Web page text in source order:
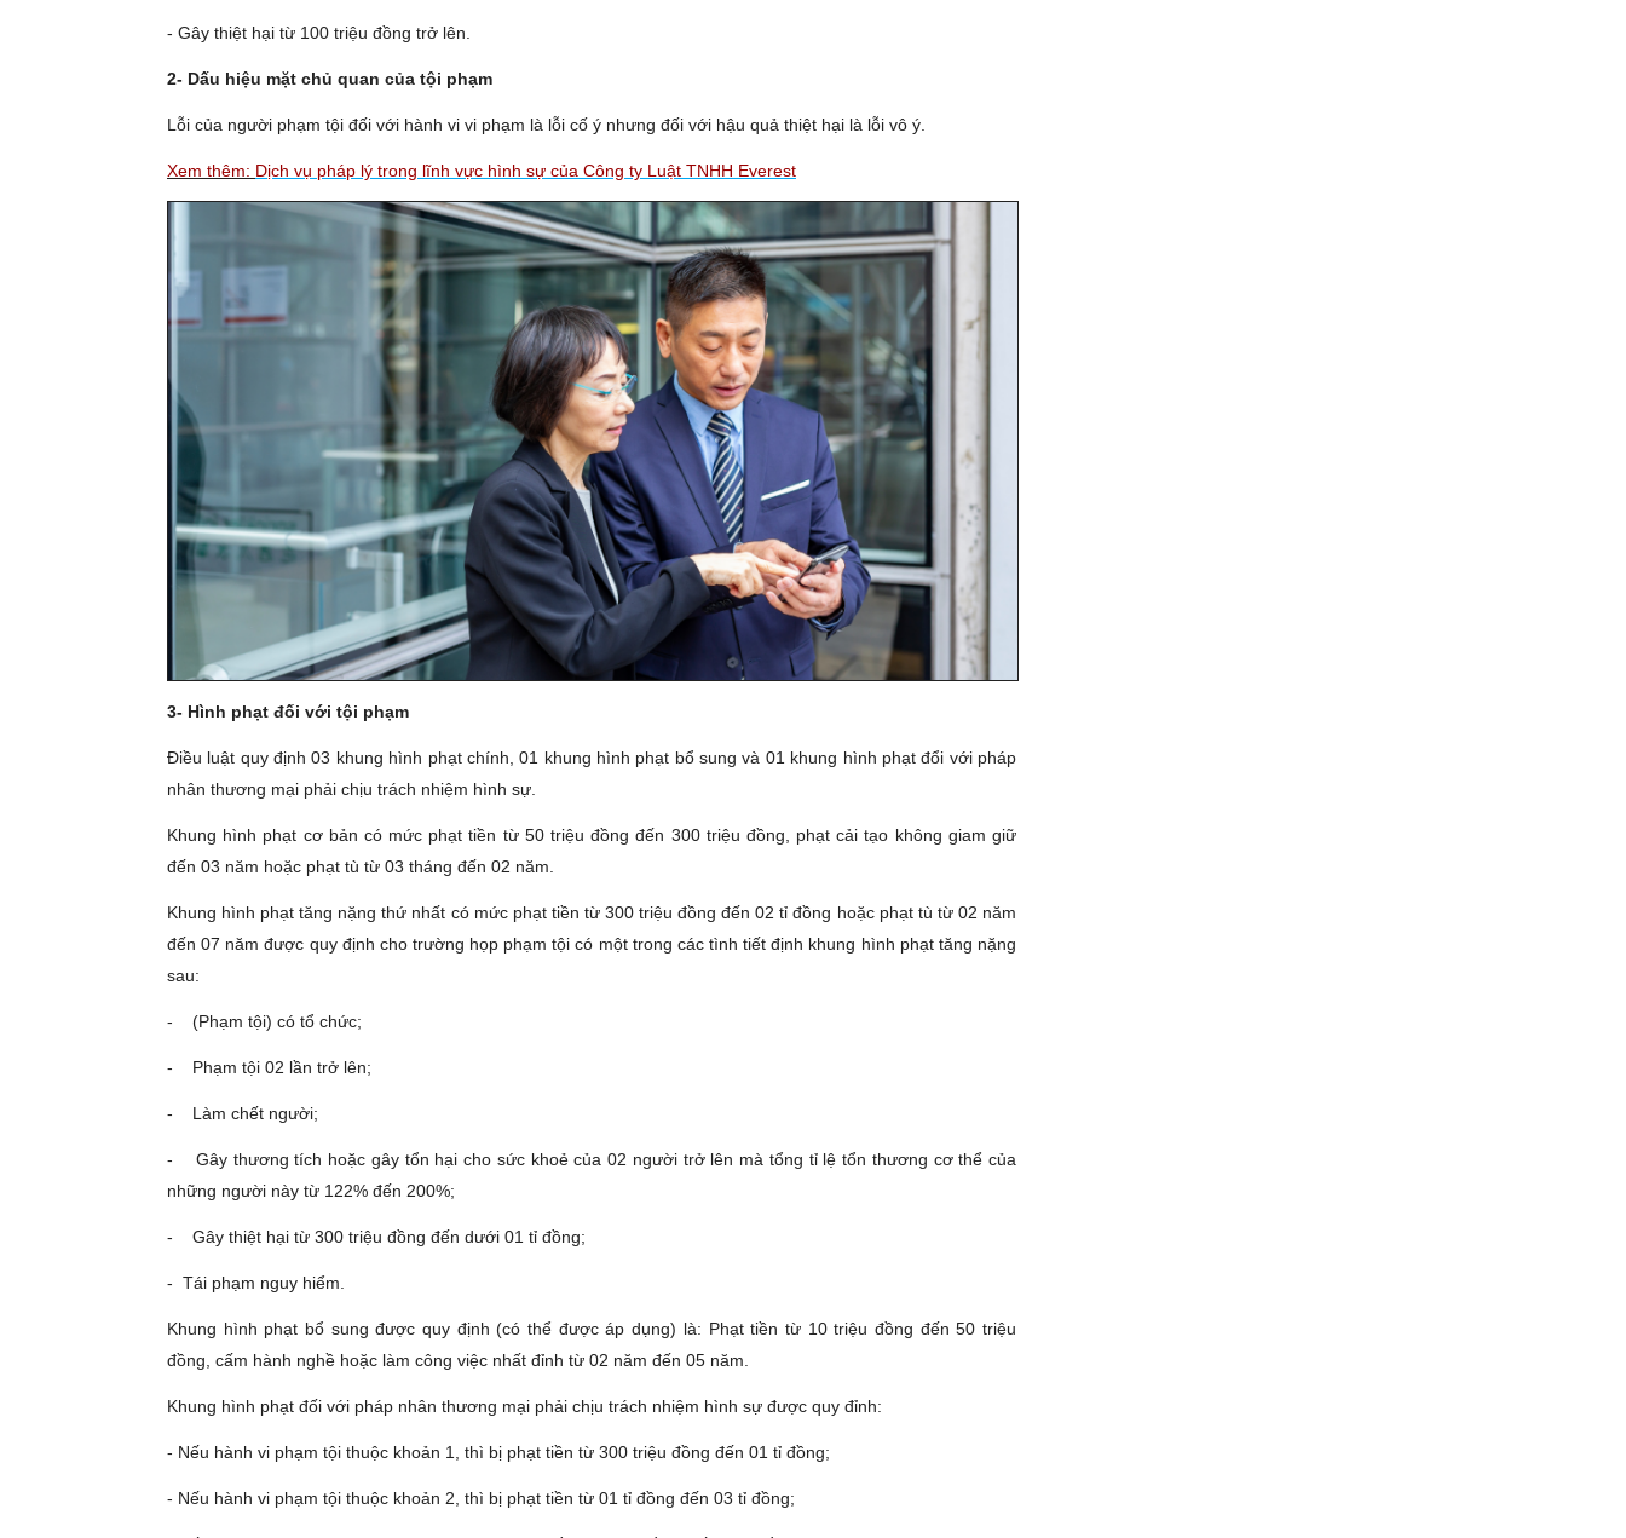
- Gây thiệt hại từ 100 triệu đồng trở lên.
2- Dấu hiệu mặt chủ quan của tội phạm
Lỗi của người phạm tội đối với hành vi vi phạm là lỗi cố ý nhưng đối với hậu quả thiệt hại là lỗi vô ý.
Xem thêm: Dịch vụ pháp lý trong lĩnh vực hình sự của Công ty Luật TNHH Everest
3- Hình phạt đối với tội phạm
Điều luật quy định 03 khung hình phạt chính, 01 khung hình phạt bổ sung và 01 khung hình phạt đổi với pháp
nhân thương mại phải chịu trách nhiệm hình sự.
Khung hình phạt cơ bản có mức phạt tiền từ 50 triệu đồng đến 300 triệu đồng, phạt cải tạo không giam giữ
đến 03 năm hoặc phạt tù từ 03 tháng đến 02 năm.
Khung hình phạt tăng nặng thứ nhất có mức phạt tiền từ 300 triệu đồng đến 02 tỉ đồng hoặc phạt tù từ 02 năm
đến 07 năm được quy định cho trường họp phạm tội có một trong các tình tiết định khung hình phạt tăng nặng
sau:
- (Phạm tội) có tổ chức;
- Phạm tội 02 lần trở lên;
- Làm chết người;
- Gây thương tích hoặc gây tổn hại cho sức khoẻ của 02 người trở lên mà tổng tỉ lệ tổn thương cơ thể của
những người này từ 122% đến 200%;
- Gây thiệt hại từ 300 triệu đồng đến dưới 01 tỉ đồng;
- Tái phạm nguy hiểm.
Khung hình phạt bổ sung được quy định (có thể được áp dụng) là: Phạt tiền từ 10 triệu đồng đến 50 triệu
đồng, cấm hành nghề hoặc làm công việc nhất đỉnh từ 02 năm đến 05 năm.
Khung hình phạt đối với pháp nhân thương mại phải chịu trách nhiệm hình sự được quy đỉnh:
- Nếu hành vi phạm tội thuộc khoản 1, thì bị phạt tiền từ 300 triệu đồng đến 01 tỉ đồng;
- Nếu hành vi phạm tội thuộc khoản 2, thì bị phạt tiền từ 01 tỉ đồng đến 03 tỉ đồng;